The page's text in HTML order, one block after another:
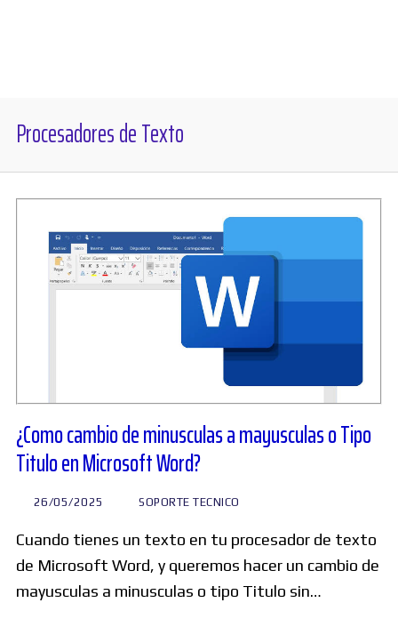
Foros
Buscar:
Procesadores de Texto
¿Como cambio de minusculas a mayusculas o Tipo
Titulo en Microsoft Word?
26/05/2025 SOPORTE TECNICO
Cuando tienes un texto en tu procesador de texto
de Microsoft Word, y queremos hacer un cambio de
mayusculas a minusculas o tipo Titulo sin…